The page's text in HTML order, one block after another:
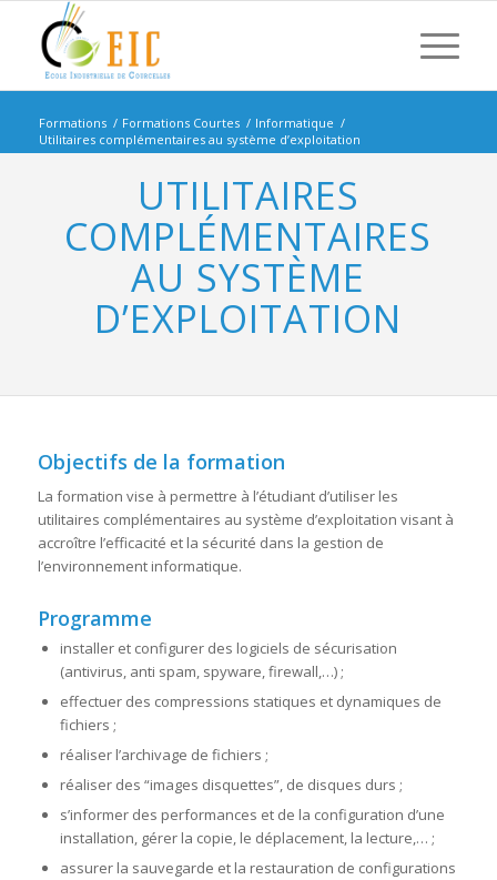
Formations / Formations Courtes / Informatique /
Utilitaires complémentaires au système d’exploitation
UTILITAIRES
COMPLÉMENTAIRES
AU SYSTÈME
D’EXPLOITATION
Objectifs de la formation
La formation vise à permettre à l’étudiant d’utiliser les
utilitaires complémentaires au système d’exploitation visant à
accroître l’efficacité et la sécurité dans la gestion de
l’environnement informatique.
Programme
installer et configurer des logiciels de sécurisation
(antivirus, anti spam, spyware, firewall,…) ;
effectuer des compressions statiques et dynamiques de
fichiers ;
réaliser l’archivage de fichiers ;
réaliser des “images disquettes”, de disques durs ;
s’informer des performances et de la configuration d’une
installation, gérer la copie, le déplacement, la lecture,… ;
assurer la sauvegarde et la restauration de configurations